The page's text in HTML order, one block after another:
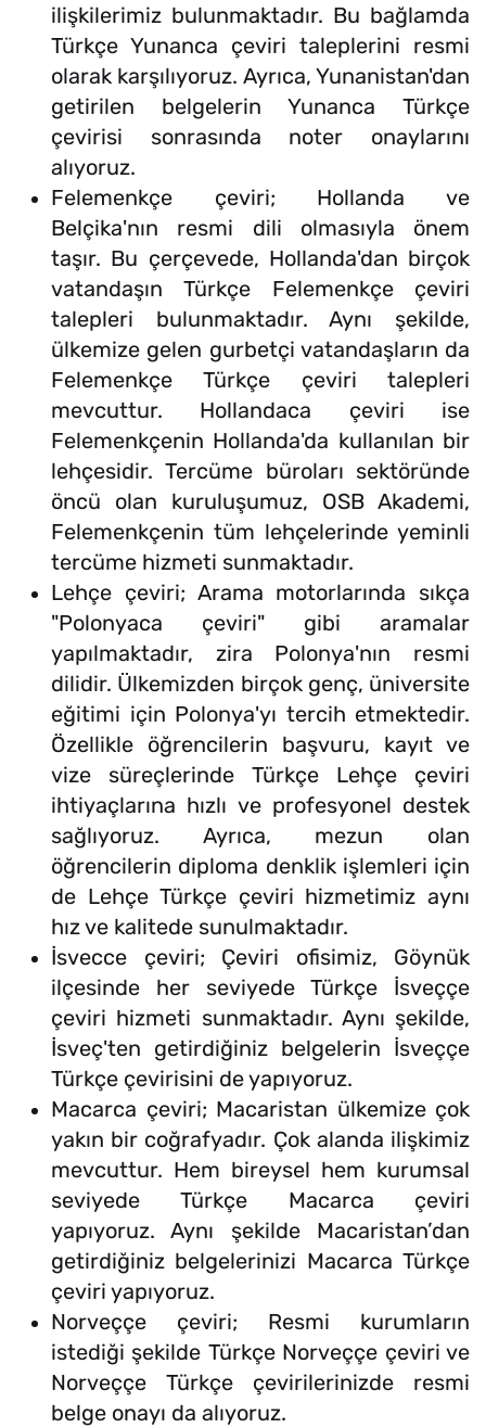
ilişkilerimiz bulunmaktadır. Bu bağlamda
Türkçe Yunanca çeviri taleplerini resmi
olarak karşılıyoruz. Ayrıca, Yunanistan'dan
getirilen belgelerin Yunanca Türkçe
çevirisi sonrasında noter onaylarını
alıyoruz.
Felemenkçe çeviri; Hollanda ve
Belçika'nın resmi dili olmasıyla önem
taşır. Bu çerçevede, Hollanda'dan birçok
vatandaşın Türkçe Felemenkçe çeviri
talepleri bulunmaktadır. Aynı şekilde,
ülkemize gelen gurbetçi vatandaşların da
Felemenkçe Türkçe çeviri talepleri
mevcuttur. Hollandaca çeviri ise
Felemenkçenin Hollanda'da kullanılan bir
lehçesidir. Tercüme büroları sektöründe
öncü olan kuruluşumuz, OSB Akademi,
Felemenkçenin tüm lehçelerinde yeminli
tercüme hizmeti sunmaktadır.
Lehçe çeviri; Arama motorlarında sıkça
"Polonyaca çeviri" gibi aramalar
yapılmaktadır, zira Polonya'nın resmi
dilidir. Ülkemizden birçok genç, üniversite
eğitimi için Polonya'yı tercih etmektedir.
Özellikle öğrencilerin başvuru, kayıt ve
vize süreçlerinde Türkçe Lehçe çeviri
ihtiyaçlarına hızlı ve profesyonel destek
sağlıyoruz. Ayrıca, mezun olan
öğrencilerin diploma denklik işlemleri için
de Lehçe Türkçe çeviri hizmetimiz aynı
hız ve kalitede sunulmaktadır.
İsvecce çeviri; Çeviri ofisimiz, Göynük
ilçesinde her seviyede Türkçe İsveççe
çeviri hizmeti sunmaktadır. Aynı şekilde,
İsveç'ten getirdiğiniz belgelerin İsveççe
Türkçe çevirisini de yapıyoruz.
Macarca çeviri; Macaristan ülkemize çok
yakın bir coğrafyadır. Çok alanda ilişkimiz
mevcuttur. Hem bireysel hem kurumsal
seviyede Türkçe Macarca çeviri
yapıyoruz. Aynı şekilde Macaristan’dan
getirdiğiniz belgelerinizi Macarca Türkçe
çeviri yapıyoruz.
Norveççe çeviri; Resmi kurumların
istediği şekilde Türkçe Norveççe çeviri ve
Norveççe Türkçe çevirilerinizde resmi
belge onayı da alıyoruz.